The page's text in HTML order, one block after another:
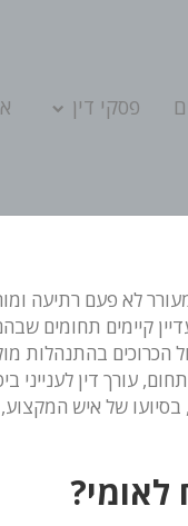
פסקי דין
לא פעם רתיעה
קיימים תחומים
הכרוכים בהתנהלות
עורך דין לענייני
בסיועו של איש
לאומי?